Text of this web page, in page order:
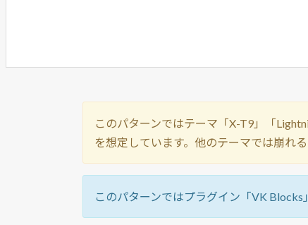
このパターンではテーマ「X-T9」「
を想定しています。他のテーマでは崩れ
このパターンではプラグイン「VK Blocks